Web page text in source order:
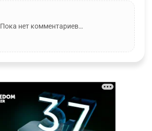
Пока нет комментариев…